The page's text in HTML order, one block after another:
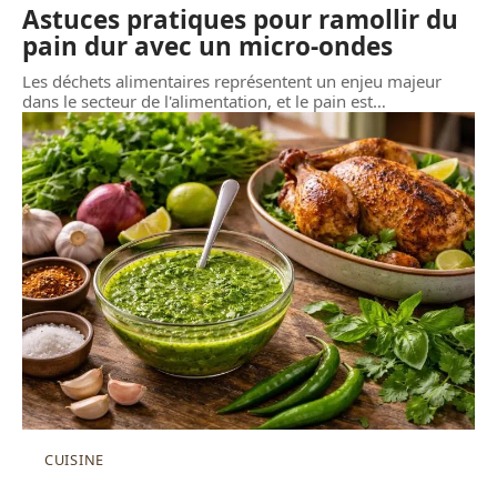
Astuces pratiques pour ramollir du
pain dur avec un micro-ondes
Les déchets alimentaires représentent un enjeu majeur
dans le secteur de l'alimentation, et le pain est…
CUISINE